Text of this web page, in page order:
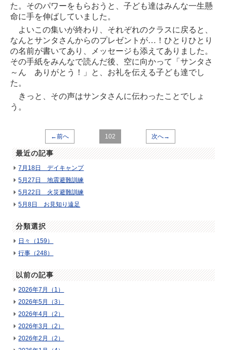
た。そのパワーをもらおうと、子ども達はみんな一生懸
命に手を伸ばしていました。
よいこの集いが終わり、それぞれのクラスに戻ると、
なんとサンタさんからのプレゼントが… ！ひとりひとり
の名前が書いてあり、メッセージも添えてありました。
その手紙をみんなで読んだ後、空に向かって「サンタさ
～ん ありがとう！」と、お礼を伝える子ども達でし
た。
きっと、その声はサンタさんに伝わったことでしょ
う。
←前へ 102 次へ→
最近の記事
7月18日 デイキャンプ
5月27日 地震避難訓練
5月22日 火災避難訓練
5月8日 お見知り遠足
分類選択
日々（159）
行事（248）
以前の記事
2026年7月（1）
2026年5月（3）
2026年4月（2）
2026年3月（2）
2026年2月（2）